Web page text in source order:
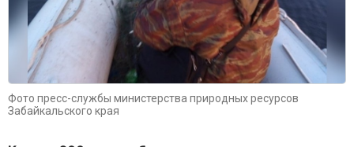
Фото пресс-службы министерства природных ресурсов
Забайкальского края